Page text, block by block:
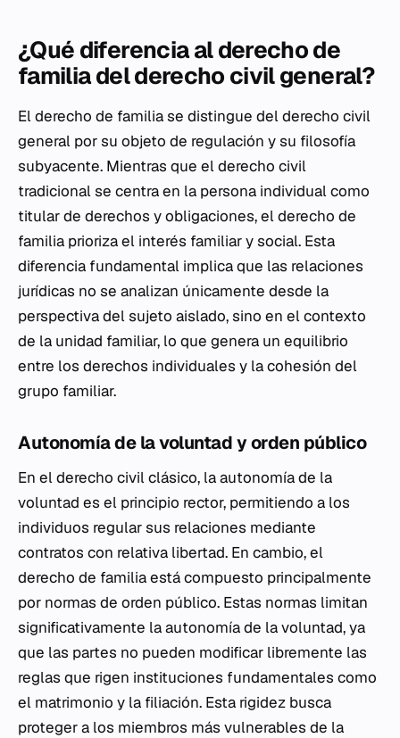
¿Qué diferencia al derecho de
familia del derecho civil general?
El derecho de familia se distingue del derecho civil
general por su objeto de regulación y su filosofía
subyacente. Mientras que el derecho civil
tradicional se centra en la persona individual como
titular de derechos y obligaciones, el derecho de
familia prioriza el interés familiar y social. Esta
diferencia fundamental implica que las relaciones
jurídicas no se analizan únicamente desde la
perspectiva del sujeto aislado, sino en el contexto
de la unidad familiar, lo que genera un equilibrio
entre los derechos individuales y la cohesión del
grupo familiar.
Autonomía de la voluntad y orden público
En el derecho civil clásico, la autonomía de la
voluntad es el principio rector, permitiendo a los
individuos regular sus relaciones mediante
contratos con relativa libertad. En cambio, el
derecho de familia está compuesto principalmente
por normas de orden público. Estas normas limitan
significativamente la autonomía de la voluntad, ya
que las partes no pueden modificar libremente las
reglas que rigen instituciones fundamentales como
el matrimonio y la filiación. Esta rigidez busca
proteger a los miembros más vulnerables de la